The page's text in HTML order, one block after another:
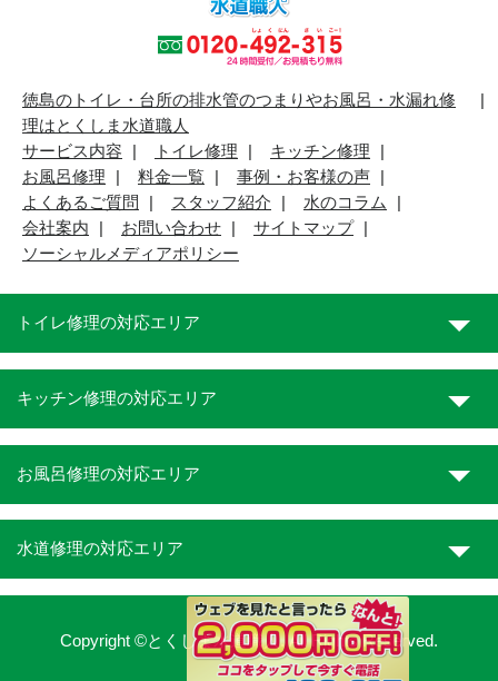
徳島のトイレ・台所の排水管のつまりやお風呂・水漏れ修
理はとくしま水道職人
サービス内容
トイレ修理
キッチン修理
お風呂修理
料金一覧
事例・お客様の声
よくあるご質問
スタッフ紹介
水のコラム
会社案内
お問い合わせ
サイトマップ
ソーシャルメディアポリシー
トイレ修理の対応エリア
キッチン修理の対応エリア
お風呂修理の対応エリア
水道修理の対応エリア
Copyright ©とくしま水道職人. All Rights Reserved.